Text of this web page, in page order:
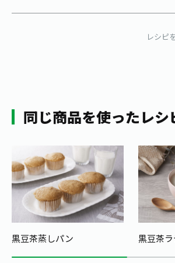
レシピ
同じ商品を使ったレシ
黒豆茶蒸しパン 黒豆茶ラ